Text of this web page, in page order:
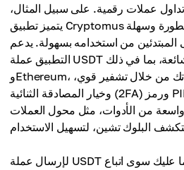
عملات رقمية. على سبيل المثال،
يتميز تطبيق Cryptomus بواجهة مستخدم متطورة وسهلة
المبتدئين من استخدامه بسهولة. يدعم
التطبيق عملة USDT على الشبكات الشائعة، بما في ذلك TRON
وEthereum، ويحافظ على أمان عملاتك من خلال تشفير قوي،
وخيار المصادقة الثنائية (2FA) ورمز PIN. علاوة على ذلك، يوفر
من الأدوات، مثل محول العملات
لإرسال عملة USDT من محفظة إلى أخرى، ما عليك سوى اتباع